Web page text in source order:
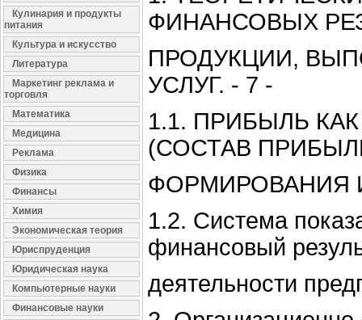
Кулинария и продукты
питания
Культура и искусство
Литература
Маркетинг реклама и
торговля
Математика
Медицина
Реклама
Физика
Финансы
Химия
Экономическая теория
Юриспруденция
Юридическая наука
Компьютерные науки
Финансовые науки
ФИНАНСОВЫХ
ПРОДУКЦИИ,
УСЛУГ. - 7 -
1.1. ПРИБЫЛЬ
(СОСТАВ
ФОРМИРОВАНИЯ
1.2. Система
финансовый
деятельности